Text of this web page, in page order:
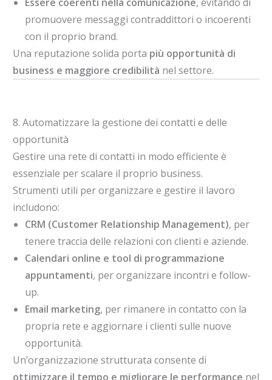
promuovere messaggi contraddittori o incoerenti
con il proprio brand.
Una reputazione solida porta più opportunità di
business e maggiore credibilità nel settore.
8. Automatizzare la gestione dei contatti e delle
opportunità
Gestire una rete di contatti in modo efficiente è
essenziale per scalare il proprio business.
Strumenti utili per organizzare e gestire il lavoro
includono:
CRM (Customer Relationship Management), per
tenere traccia delle relazioni con clienti e aziende.
Calendari online e tool di programmazione
appuntamenti, per organizzare incontri e follow-
up.
Email marketing, per rimanere in contatto con la
propria rete e aggiornare i clienti sulle nuove
opportunità.
Un’organizzazione strutturata consente di
ottimizzare il tempo e migliorare le performance nel